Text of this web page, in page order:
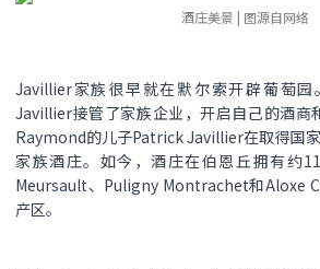
酒庄美景 | 图源自网络
Javillier家族很早就在默尔索开辟葡萄园
Javillier接管了家族企业，开启自己的酒商
Raymond的儿子Patrick Javillier在取得国
家族酒庄。如今，酒庄在伯恩丘拥有约
Meursault、Puligny Montrachet和Aloxe
产区。